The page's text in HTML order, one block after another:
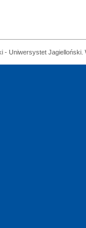
- Uniwersystet